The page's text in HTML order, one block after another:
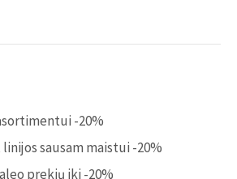
-20%
sausam maistui -20%
prekių iki -20%